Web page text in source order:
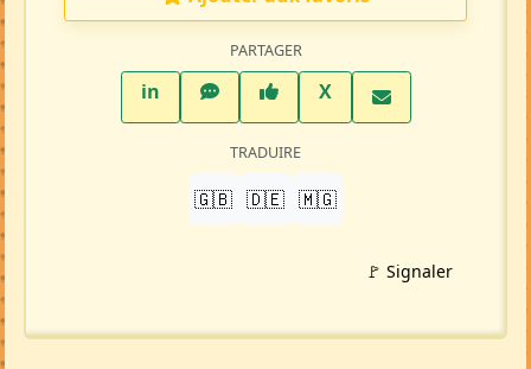
PARTAGER
inLinkedInWhatsAppFacebook
XTwitter X
TRADUIRE
🇬🇧 🇩🇪 🇲🇬
🚩 Signaler